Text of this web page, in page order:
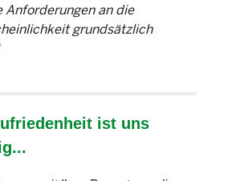
Anforderungen an die
grundsätzlich